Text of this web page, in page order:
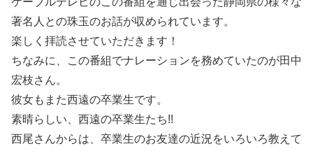
著名人との珠玉のお話が収められています。
楽しく拝読させていただきます！
ちなみに、この番組でナレーションを務めていたのが田中
宏枝さん。
彼女もまた西遠の卒業生です。
素晴らしい、西遠の卒業生たち!!
西尾さんからは、卒業生のお友達の近況をいろいろ教えて